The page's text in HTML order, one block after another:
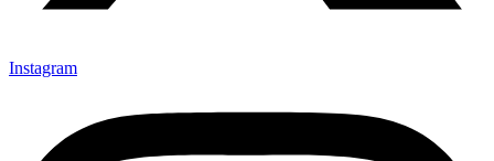
Instagram